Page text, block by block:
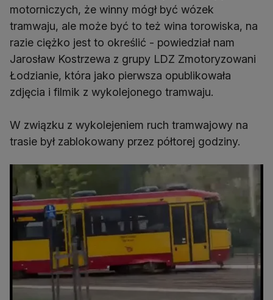
motorniczych, że winny mógł być wózek
tramwaju, ale może być to też wina torowiska, na
razie ciężko jest to określić - powiedział nam
Jarosław Kostrzewa z grupy LDZ Zmotoryzowani
Łodzianie, która jako pierwsza opublikowała
zdjęcia i filmik z wykolejonego tramwaju.
W związku z wykolejeniem ruch tramwajowy na
trasie był zablokowany przez półtorej godziny.